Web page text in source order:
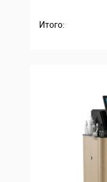
Итого: